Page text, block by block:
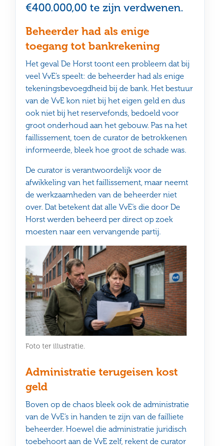
€400.000,00 te zijn verdwenen.
Beheerder had als enige
toegang tot bankrekening
Het geval De Horst toont een probleem dat bij
veel VvE’s speelt: de beheerder had als enige
tekeningsbevoegdheid bij de bank. Het bestuur
van de VvE kon niet bij het eigen geld en dus
ook niet bij het reservefonds, bedoeld voor
groot onderhoud aan het gebouw. Pas na het
faillissement, toen de curator de betrokkenen
informeerde, bleek hoe groot de schade was.
De curator is verantwoordelijk voor de
afwikkeling van het faillissement, maar neemt
de werkzaamheden van de beheerder niet
over. Dat betekent dat alle VvE’s die door De
Horst werden beheerd per direct op zoek
moesten naar een vervangende partij.
Foto ter illustratie.
Administratie terugeisen kost
geld
Boven op de chaos bleek ook de administratie
van de VvE’s in handen te zijn van de failliete
beheerder. Hoewel die administratie juridisch
toebehoort aan de VvE zelf, rekent de curator